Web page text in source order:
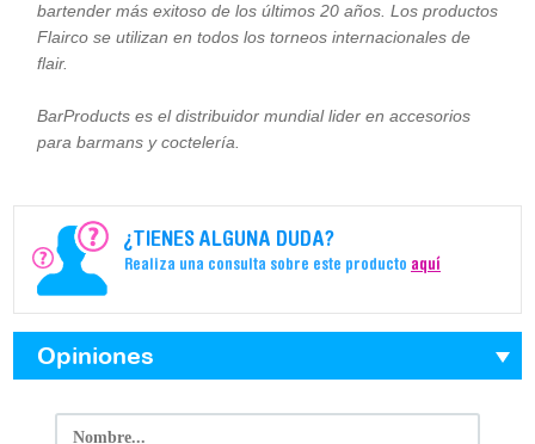
bartender más exitoso de los últimos 20 años. Los productos
Flairco se utilizan en todos los torneos internacionales de
flair.
BarProducts es el distribuidor mundial lider en accesorios
para barmans y coctelería.
¿TIENES ALGUNA DUDA?
Realiza una consulta sobre este producto aquí
Opiniones